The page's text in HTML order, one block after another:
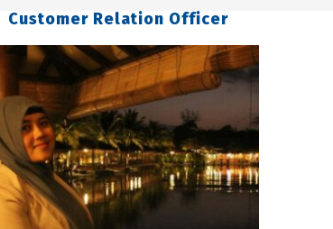
Customer Relation Officer